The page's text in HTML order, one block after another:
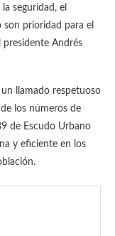
seguridad, el
son prioridad para el
presidente Andrés
llamado respetuoso
los números de
de Escudo Urbano
y eficiente en los